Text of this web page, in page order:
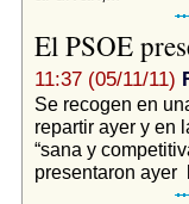
El PSOE
11:37 (05/11/11)
Se recogen en
repartir ayer y en
“sana y
presentaron ayer